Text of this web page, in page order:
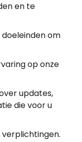
en te
om
op onze
updates,
die voor u